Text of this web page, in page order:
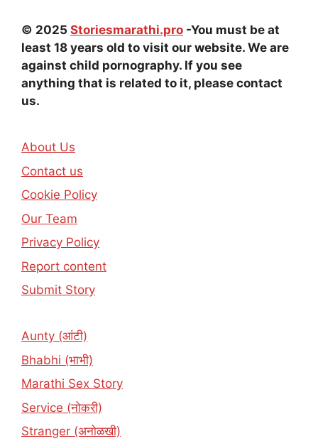
© 2025 Storiesmarathi.pro -You must be at
least 18 years old to visit our website. We are
against child pornography. If you see
anything that is related to it, please contact
us.
About Us
Contact us
Cookie Policy
Our Team
Privacy Policy
Report content
Submit Story
Aunty (आंटी)
Bhabhi (भाभी)
Marathi Sex Story
Service (नोकरी)
Stranger (अनोळखी)